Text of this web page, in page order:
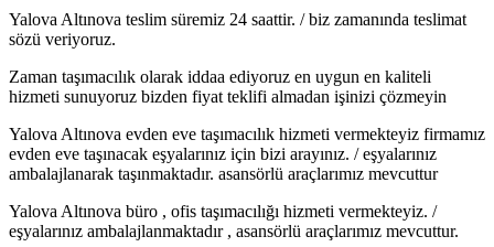
Yalova Altınova teslim süremiz 24 saattir. / biz zamanında teslimat
sözü veriyoruz.
Zaman taşımacılık olarak iddaa ediyoruz en uygun en kaliteli
hizmeti sunuyoruz bizden fiyat teklifi almadan işinizi çözmeyin
Yalova Altınova evden eve taşımacılık hizmeti vermekteyiz firmamız
evden eve taşınacak eşyalarınız için bizi arayınız. / eşyalarınız
ambalajlanarak taşınmaktadır. asansörlü araçlarımız mevcuttur
Yalova Altınova büro , ofis taşımacılığı hizmeti vermekteyiz. /
eşyalarınız ambalajlanmaktadır , asansörlü araçlarımız mevcuttur.